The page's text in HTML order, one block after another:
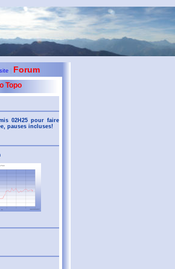
| Forum
Topo
02H25 pour faire
pauses incluses!